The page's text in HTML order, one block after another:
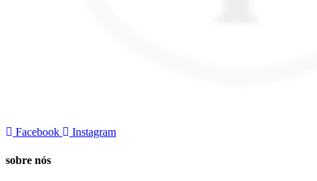
Facebook Instagram
sobre nós